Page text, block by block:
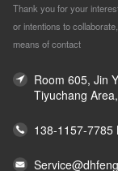
Thank you for your
or intentions to
means of contact
Room 605, Jin
Tiyuchang
138-1157-7785